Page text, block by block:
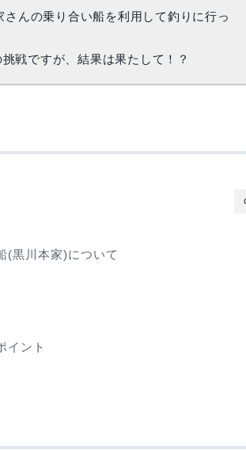
んの乗り合い船を利用して釣りに行っ
戦ですが、結果は果たして！？
(黒川本家)について
イント